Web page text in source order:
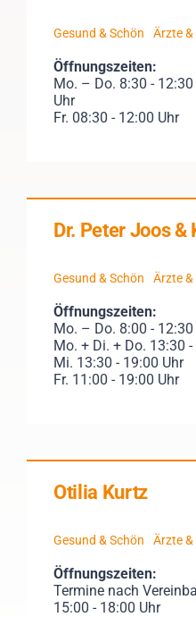
Gesund & Schön Ärzte
Öffnungszeiten:
Mo. – Do. 8:30 -
Uhr
Fr. 08:30 - 12:00 Uhr
Dr. Peter Joos
Gesund & Schön Ärzte
Öffnungszeiten:
Mo. – Do. 8:00 - 12:30
Mo. + Di. + Do. 13:30
Mi. 13:30 - 19:00 Uhr
Fr. 11:00 - 19:00 Uhr
Otilia Kurtz
Gesund & Schön Ärzte
Öffnungszeiten:
Termine nach
15:00 - 18:00 Uhr